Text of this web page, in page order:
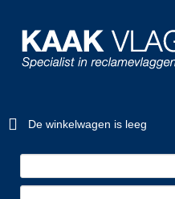
De winkelwagen is leeg